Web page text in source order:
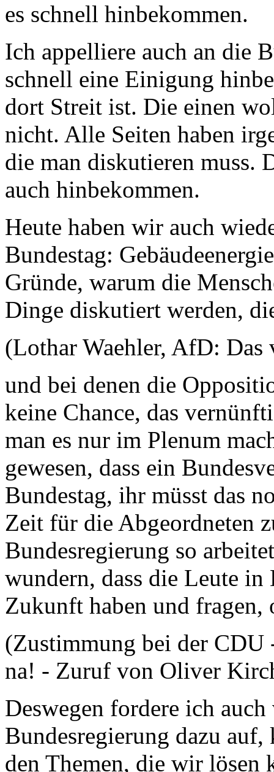
es schnell hinbekommen.
Ich appelliere auch an die
schnell eine Einigung
dort Streit ist. Die einen
nicht. Alle Seiten haben
die man diskutieren muss.
auch hinbekommen.
Heute haben wir auch
Bundestag:
Gründe, warum die
Dinge diskutiert werden,
(Lothar Waehler, AfD: Das
und bei denen die
keine Chance, das
man es nur im Plenum
gewesen, dass ein
Bundestag, ihr müsst das
Zeit für die Abgeordneten
Bundesregierung so
wundern, dass die Leute in
Zukunft haben und fragen,
(Zustimmung bei der
na! - Zuruf von Oliver
Deswegen fordere ich
Bundesregierung dazu
den Themen, die wir lösen